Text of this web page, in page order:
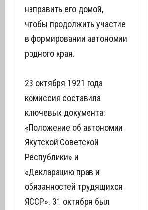
направить его домой,
чтобы продолжить участие
в формировании автономии
родного края.
23 октября 1921 года
комиссия составила
ключевых документа:
«Положение об автономии
Якутской Советской
Республики» и
«Декларацию прав и
обязанностей трудящихся
ЯССР». 31 октября был